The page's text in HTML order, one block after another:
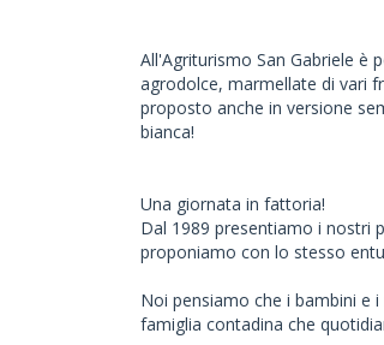
All'Agriturismo San Gabriele è
agrodolce, marmellate di vari
proposto anche in versione
bianca!
Una giornata in fattoria!
Dal 1989 presentiamo i nostri
proponiamo con lo stesso
Noi pensiamo che i bambini e
famiglia contadina che